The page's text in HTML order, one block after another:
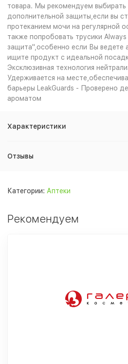
товара. Мы рекомендуем выбирать
дополнительной защиты,если вы
протеканием мочи на регулярной
также попробовать трусики
защита",особенно если Вы ведете
ищите продукт с идеальной
Эксклюзивная технология
Удерживается на
барьеры LeakGuards - Проверено
ароматом
Характеристики
Отзывы
Категории: Аптеки
Рекомендуем